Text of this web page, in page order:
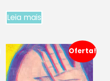
Leia mais
Oferta!